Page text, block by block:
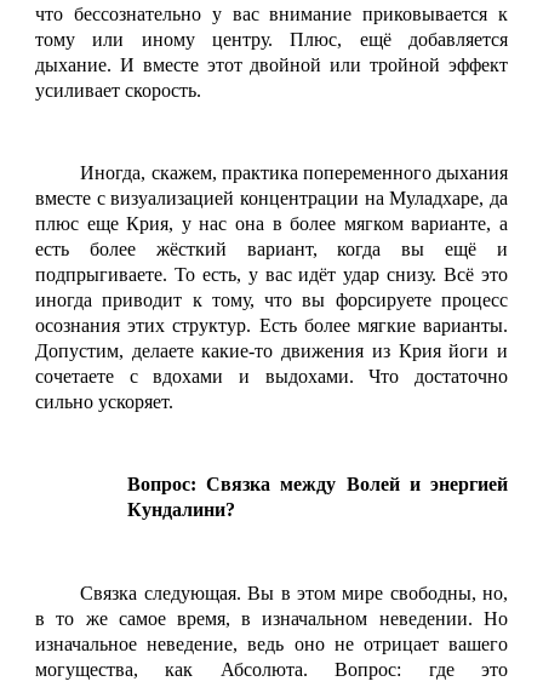
что бессознательно у вас внимание приковывается к
тому или иному центру. Плюс, ещё добавляется
дыхание. И вместе этот двойной или тройной эффект
усиливает скорость.
Иногда, скажем, практика попеременного дыхания
вместе с визуализацией концентрации на Муладхаре, да
плюс еще Крия, у нас она в более мягком варианте, а
есть более жёсткий вариант, когда вы ещё и
подпрыгиваете. То есть, у вас идёт удар снизу. Всё это
иногда приводит к тому, что вы форсируете процесс
осознания этих структур. Есть более мягкие варианты.
Допустим, делаете какие-то движения из Крия йоги и
сочетаете с вдохами и выдохами. Что достаточно
сильно ускоряет.
Вопрос: Связка между Волей и энергией
Кундалини?
Связка следующая. Вы в этом мире свободны, но,
в то же самое время, в изначальном неведении. Но
изначальное неведение, ведь оно не отрицает вашего
могущества, как Абсолюта. Вопрос: где это